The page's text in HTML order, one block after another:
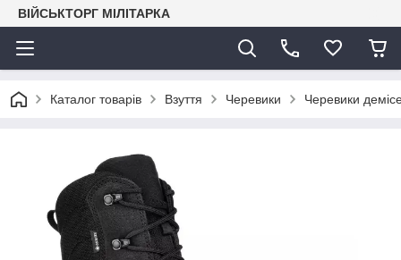
ВІЙСЬКТОРГ МІЛІТАРКА
Каталог товарів Взуття Черевики Черевики